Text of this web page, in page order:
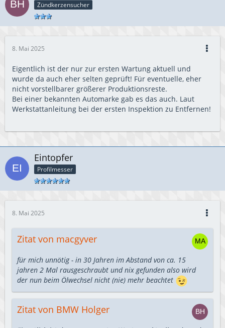
Zündkerzensucher
8. Mai 2025
Eigentlich ist der nur zur ersten Wartung aktuell und
wurde da auch eher selten geprüft! Für eventuelle, eher
nicht vorstellbarer größerer Produktionsreste.
Bei einer bekannten Automarke gab es das auch. Laut
Werkstattanleitung bei der ersten Inspektion zu Entfernen!
Eintopfer
Profilmesser
8. Mai 2025
Zitat von macgyver
für mich unnötig - in 30 Jahren im Abstand von ca. 15
jahren 2 Mal rausgeschraubt und nix gefunden also wird
der nun beim Ölwechsel nicht (nie) mehr beachtet
Zitat von BMW Holger